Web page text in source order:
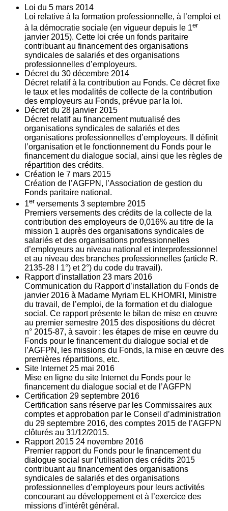
Loi du 5 mars 2014
Loi relative à la formation professionnelle, à l’emploi et
à la démocratie sociale (en vigueur depuis le 1er
janvier 2015). Cette loi crée un fonds paritaire
contribuant au financement des organisations
syndicales de salariés et des organisations
professionnelles d’employeurs.
Décret du 30 décembre 2014
Décret relatif à la contribution au Fonds. Ce décret fixe
le taux et les modalités de collecte de la contribution
des employeurs au Fonds, prévue par la loi.
Décret du 28 janvier 2015
Décret relatif au financement mutualisé des
organisations syndicales de salariés et des
organisations professionnelles d’employeurs. Il définit
l’organisation et le fonctionnement du Fonds pour le
financement du dialogue social, ainsi que les règles de
répartition des crédits.
Création le 7 mars 2015
Création de l’AGFPN, l’Association de gestion du
Fonds paritaire national.
1er versements 3 septembre 2015
Premiers versements des crédits de la collecte de la
contribution des employeurs de 0,016% au titre de la
mission 1 auprès des organisations syndicales de
salariés et des organisations professionnelles
d’employeurs au niveau national et interprofessionnel
et au niveau des branches professionnelles (article R.
2135‐28 I 1°) et 2°) du code du travail).
Rapport d'installation 23 mars 2016
Communication du Rapport d’installation du Fonds de
janvier 2016 à Madame Myriam EL KHOMRI, Ministre
du travail, de l’emploi, de la formation et du dialogue
social. Ce rapport présente le bilan de mise en œuvre
au premier semestre 2015 des dispositions du décret
n° 2015-87, à savoir : les étapes de mise en œuvre du
Fonds pour le financement du dialogue social et de
l’AGFPN, les missions du Fonds, la mise en œuvre des
premières répartitions, etc.
Site Internet 25 mai 2016
Mise en ligne du site Internet du Fonds pour le
financement du dialogue social et de l’AGFPN
Certification 29 septembre 2016
Certification sans réserve par les Commissaires aux
comptes et approbation par le Conseil d’administration
du 29 septembre 2016, des comptes 2015 de l’AGFPN
clôturés au 31/12/2015.
Rapport 2015 24 novembre 2016
Premier rapport du Fonds pour le financement du
dialogue social sur l’utilisation des crédits 2015
contribuant au financement des organisations
syndicales de salariés et des organisations
professionnelles d’employeurs pour leurs activités
concourant au développement et à l’exercice des
missions d’intérêt général.